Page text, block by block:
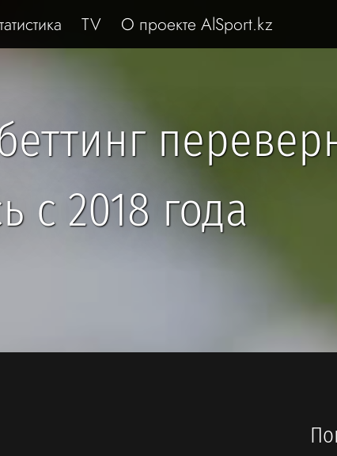
TV О проекте AlSport.kz
с 2018 года